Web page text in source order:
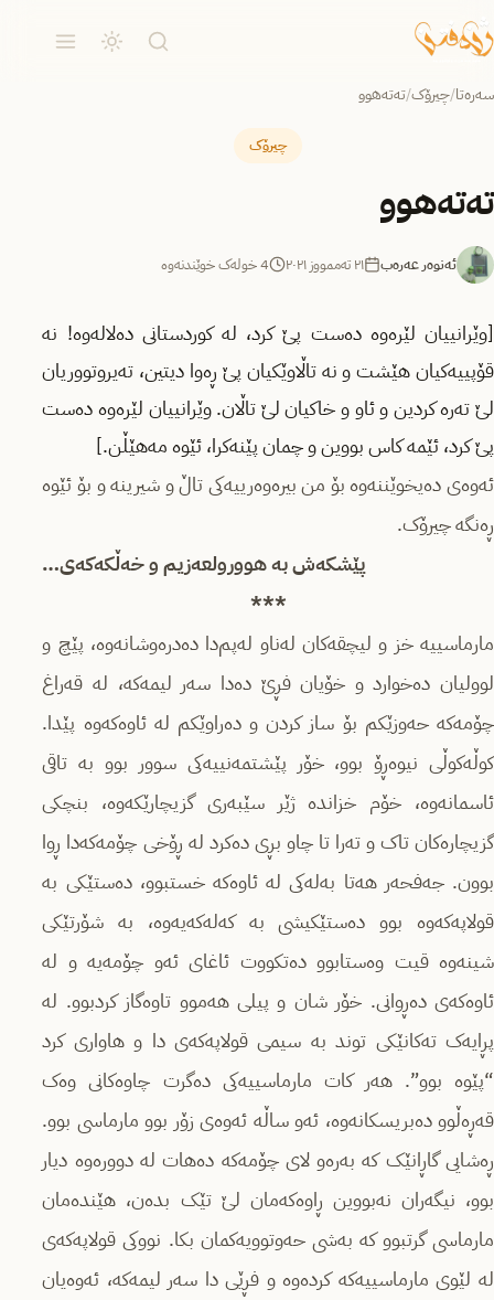
سەرەتا/چیرۆک/ته‌ته‌هوو
چیرۆک
ته‌ته‌هوو
ئەنوەر عەرەب ٢١ تەممووز ٢٠٢١ 4 خولەک خوێندنەوە
[وێرانییان لێرەوە دەست پێ کرد، لە کوردستانی دەلالەوە! نە
قۆپییەکیان هێشت و نە تاڵاوێکیان پێ ڕەوا دیتین، تەیروتووریان
لێ تەرە کردین و ئاو و خاکیان لێ تاڵان. وێرانییان لێرەوە دەست
پێ کرد، ئێمە کاس بووین و چمان پێنەکرا، ئێوە مەهێڵن.]
ئەوەی دەیخوێننەوە بۆ من بیرەوەرییەکی تاڵ و شیرینە و بۆ ئێوە
ڕەنگە چیرۆک.
پێشکەش بە هوورولعەزیم و خەڵکەکەی…
***
مارماسییه‌ خز و لیچقه‌کان له‌ناو له‌پم‌دا ده‌دره‌و‌شانه‌وه، پێچ و
لوولیان ده‌خوارد و خۆیان فڕێ ده‌دا سه‌ر لیمه‌که‌، له‌ قه‌راغ
چۆمه‌که‌ حه‌وزێکم بۆ ساز کردن و ده‌راوێکم له‌ ئاوەکەوە پێدا.
کوڵه‌کوڵی نیوه‌ڕۆ بوو، خۆر پێشتمه‌نییه‌کی سوور بوو به‌ تاقی
ئاسمانه‌وه‌، خۆم خزاندە ژێر سێبەری گزیچارێکەوە، بنچکی
گزیچارەکان تاک و ته‌را تا چاو بڕی دەکرد لە ڕۆخی چۆمەکەدا ڕوا
بوون. جه‌فحه‌ر هه‌تا به‌له‌کی له‌ ئاوه‌که‌ خستبوو، ده‌ستێکی به‌
قولاپه‌که‌‌وه‌ بوو ده‌ستێکیشی به‌ که‌له‌که‌یه‌وه‌، به‌ شۆرتێکی
شینه‌وه‌ قیت وه‌ستابوو ده‌تکووت ئاغای ئه‌و چۆمه‌یه‌ و له‌
ئاوه‌که‌ی ده‌ڕوانی. خۆر شان و پیلی هه‌موو تاوه‌گاز کردبوو. له‌
پڕایه‌ک ته‌کانێکی توند به‌ سیمی قولاپه‌که‌ی دا و هاواری کرد
“پێوه‌ بوو”. هه‌ر کات مارماسییه‌کی ده‌گرت چاوه‌کانی وه‌ک
قه‌ڕه‌ڵوو ده‌بریسکانه‌وه‌‌، ئه‌و ساڵە ئه‌وه‌ی زۆر بوو مارماسی بوو.
ڕه‌شایی گاڕانێک کە به‌ره‌و لای چۆمه‌که‌ دەهات لە دوورەوە دیار
بوو، نیگه‌ران نه‌بووین ڕاوه‌که‌مان لێ تێک بده‌ن، هێنده‌مان
مارماسی گرتبوو که‌ به‌شی حه‌وتوویه‌کمان بکا. نووکی قولاپه‌که‌ی
له‌ لێوی مارماسییه‌که‌ کرده‌وه‌ و فڕێی دا سه‌ر لیمه‌که‌، ئه‌وه‌یان